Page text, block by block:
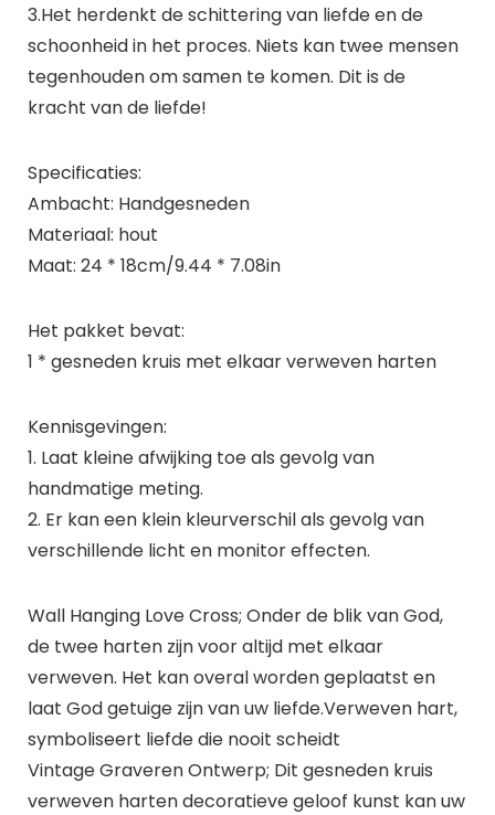
3.Het herdenkt de schittering van liefde en de
schoonheid in het proces. Niets kan twee mensen
tegenhouden om samen te komen. Dit is de
kracht van de liefde!
Specificaties:
Ambacht: Handgesneden
Materiaal: hout
Maat: 24 * 18cm/9.44 * 7.08in
Het pakket bevat:
1 * gesneden kruis met elkaar verweven harten
Kennisgevingen:
1. Laat kleine afwijking toe als gevolg van
handmatige meting.
2. Er kan een klein kleurverschil als gevolg van
verschillende licht en monitor effecten.
Wall Hanging Love Cross; Onder de blik van God,
de twee harten zijn voor altijd met elkaar
verweven. Het kan overal worden geplaatst en
laat God getuige zijn van uw liefde.Verweven hart,
symboliseert liefde die nooit scheidt
Vintage Graveren Ontwerp; Dit gesneden kruis
verweven harten decoratieve geloof kunst kan uw